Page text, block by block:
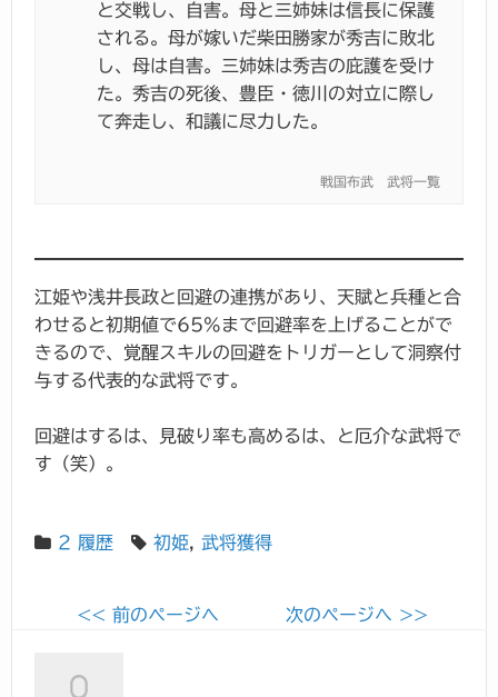
と交戦し、自害。母と三姉妹は信長に保護
される。母が嫁いだ柴田勝家が秀吉に敗北
し、母は自害。三姉妹は秀吉の庇護を受け
た。秀吉の死後、豊臣・徳川の対立に際し
て奔走し、和議に尽力した。
戦国布武 武将一覧
江姫や浅井長政と回避の連携があり、天賦と兵種と合
わせると初期値で65%まで回避率を上げることがで
きるので、覚醒スキルの回避をトリガーとして洞察付
与する代表的な武将です。
回避はするは、見破り率も高めるは、と厄介な武将で
す（笑）。
2 履歴 初姫, 武将獲得
<< 前のページへ 次のページへ >>